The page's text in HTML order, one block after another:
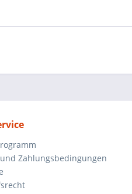
Zahlungsbedingungen